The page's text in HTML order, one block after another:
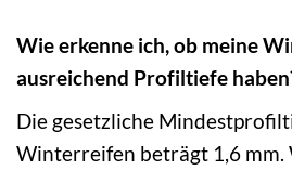
Wie erkenne ich, ob meine
ausreichend Profiltiefe
Die gesetzliche
Winterreifen beträgt 1,6 mm.